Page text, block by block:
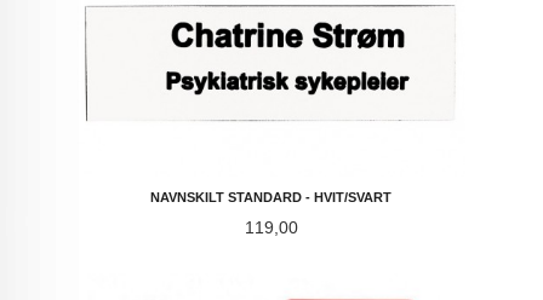
NAVNSKILT STANDARD - HVIT/SVART
Pris
119,00